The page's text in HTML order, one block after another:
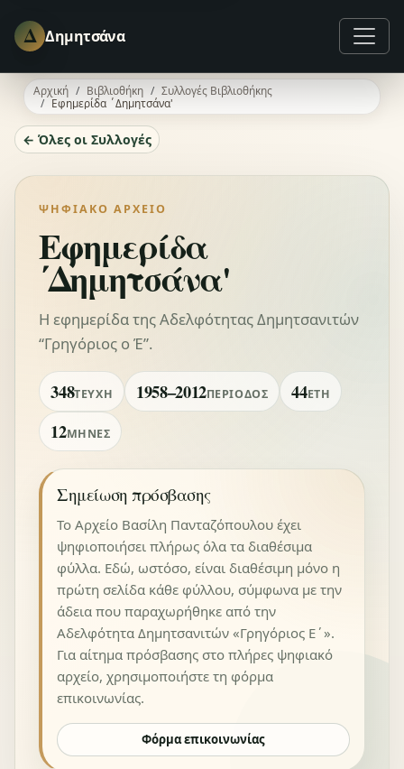
Δ Δημητσάνα
Αρχική Βιβλιοθήκη
Συλλογές Βιβλιοθήκης
Εφημερίδα ΄Δημητσάνα'
← Όλες οι Συλλογές
ΨΗΦΙΑΚΌ ΑΡΧΕΊΟ
Εφημερίδα
΄Δημητσάνα'
Η εφημερίδα της Αδελφότητας Δημητσανιτών
“Γρηγόριος ο Έ”.
348ΤΕΎΧΗ 1958–2012ΠΕΡΊΟΔΟΣ 44ΈΤΗ
12ΜΉΝΕΣ
Σημείωση πρόσβασης
Το Αρχείο Βασίλη Πανταζόπουλου έχει
ψηφιοποιήσει πλήρως όλα τα διαθέσιμα
φύλλα. Εδώ, ωστόσο, είναι διαθέσιμη μόνο η
πρώτη σελίδα κάθε φύλλου, σύμφωνα με την
άδεια που παραχωρήθηκε από την
Αδελφότητα Δημητσανιτών «Γρηγόριος Ε΄».
Για αίτημα πρόσβασης στο πλήρες ψηφιακό
αρχείο, χρησιμοποιήστε τη φόρμα
επικοινωνίας.
Φόρμα επικοινωνίας